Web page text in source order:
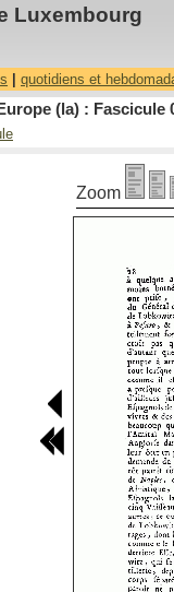
Luxembourg
quotidiens et
(la) : Fascicule
Zoom